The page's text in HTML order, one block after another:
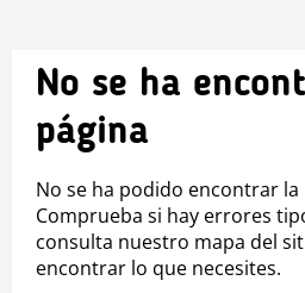
No se ha
página
No se ha podido encontrar la
Comprueba si hay errores
consulta nuestro mapa del
encontrar lo que necesites.